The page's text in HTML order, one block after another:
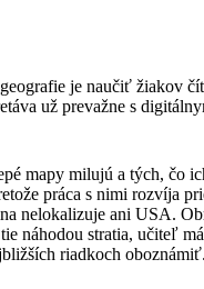
je naučiť žiakov
už prevažne s
mapy milujú a tých, čo
práca s nimi rozvíja
nelokalizuje ani USA.
náhodou stratia, učiteľ
riadkoch oboznámiť.